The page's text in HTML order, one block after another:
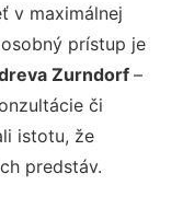
v maximálnej
prístup je
Zurndorf –
či
istotu, že
predstáv.